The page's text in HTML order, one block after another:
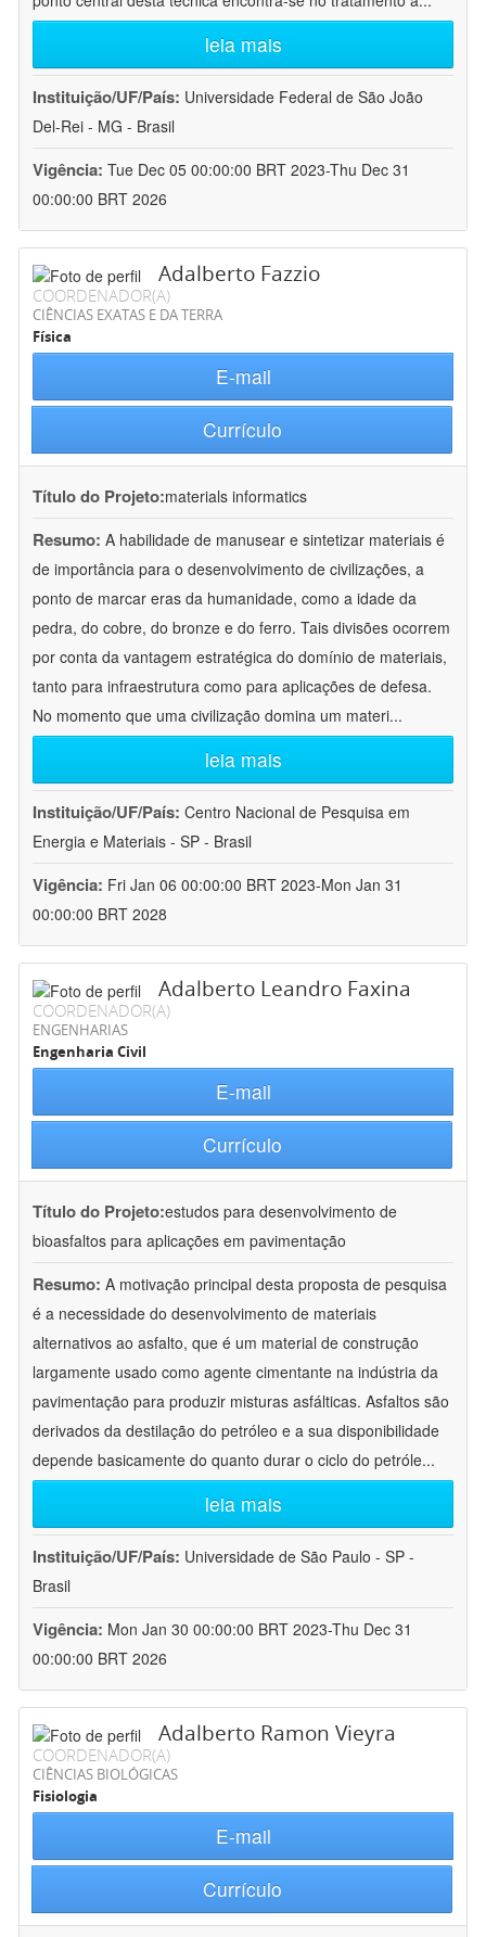
leia mais
Instituição/UF/País: Universidade Federal de São João
Del-Rei - MG - Brasil
Vigência: Tue Dec 05 00:00:00 BRT 2023-Thu Dec 31
00:00:00 BRT 2026
Adalberto Fazzio
COORDENADOR(A)
CIÊNCIAS EXATAS E DA TERRA
Física
E-mail
Currículo
Título do Projeto:materials informatics
Resumo: A habilidade de manusear e sintetizar materiais é
de importância para o desenvolvimento de civilizações, a
ponto de marcar eras da humanidade, como a idade da
pedra, do cobre, do bronze e do ferro. Tais divisões ocorrem
por conta da vantagem estratégica do domínio de materiais,
tanto para infraestrutura como para aplicações de defesa.
No momento que uma civilização domina um materi...
leia mais
Instituição/UF/País: Centro Nacional de Pesquisa em
Energia e Materiais - SP - Brasil
Vigência: Fri Jan 06 00:00:00 BRT 2023-Mon Jan 31
00:00:00 BRT 2028
Adalberto Leandro Faxina
COORDENADOR(A)
ENGENHARIAS
Engenharia Civil
E-mail
Currículo
Título do Projeto:estudos para desenvolvimento de
bioasfaltos para aplicações em pavimentação
Resumo: A motivação principal desta proposta de pesquisa
é a necessidade do desenvolvimento de materiais
alternativos ao asfalto, que é um material de construção
largamente usado como agente cimentante na indústria da
pavimentação para produzir misturas asfálticas. Asfaltos são
derivados da destilação do petróleo e a sua disponibilidade
depende basicamente do quanto durar o ciclo do petróle...
leia mais
Instituição/UF/País: Universidade de São Paulo - SP -
Brasil
Vigência: Mon Jan 30 00:00:00 BRT 2023-Thu Dec 31
00:00:00 BRT 2026
Adalberto Ramon Vieyra
COORDENADOR(A)
CIÊNCIAS BIOLÓGICAS
Fisiologia
E-mail
Currículo